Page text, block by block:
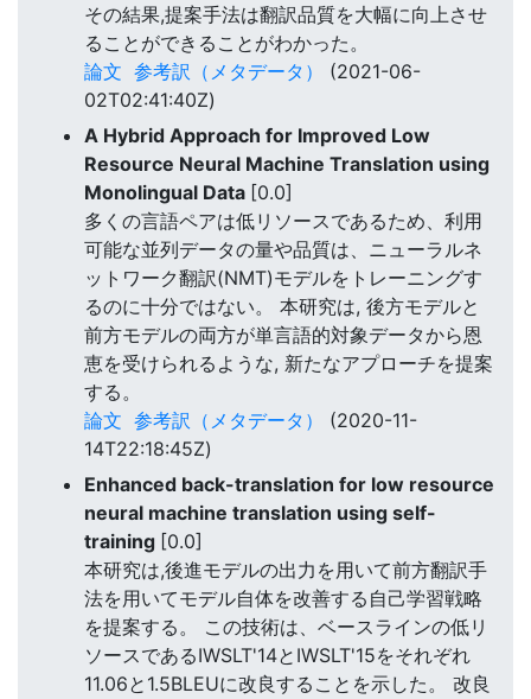
その結果,提案手法は翻訳品質を大幅に向上させ
ることができることがわかった。
論文 参考訳（メタデータ）
(2021-06-
02T02:41:40Z)
A Hybrid Approach for Improved Low
Resource Neural Machine Translation using
Monolingual Data [0.0]
多くの言語ペアは低リソースであるため、利用
可能な並列データの量や品質は、ニューラルネ
ットワーク翻訳(NMT)モデルをトレーニングす
るのに十分ではない。 本研究は, 後方モデルと
前方モデルの両方が単言語的対象データから恩
恵を受けられるような, 新たなアプローチを提案
する。
論文 参考訳（メタデータ）
(2020-11-
14T22:18:45Z)
Enhanced back-translation for low resource
neural machine translation using self-
training [0.0]
本研究は,後進モデルの出力を用いて前方翻訳手
法を用いてモデル自体を改善する自己学習戦略
を提案する。 この技術は、ベースラインの低リ
ソースであるIWSLT'14とIWSLT'15をそれぞれ
11.06と1.5BLEUに改良することを示した。 改良